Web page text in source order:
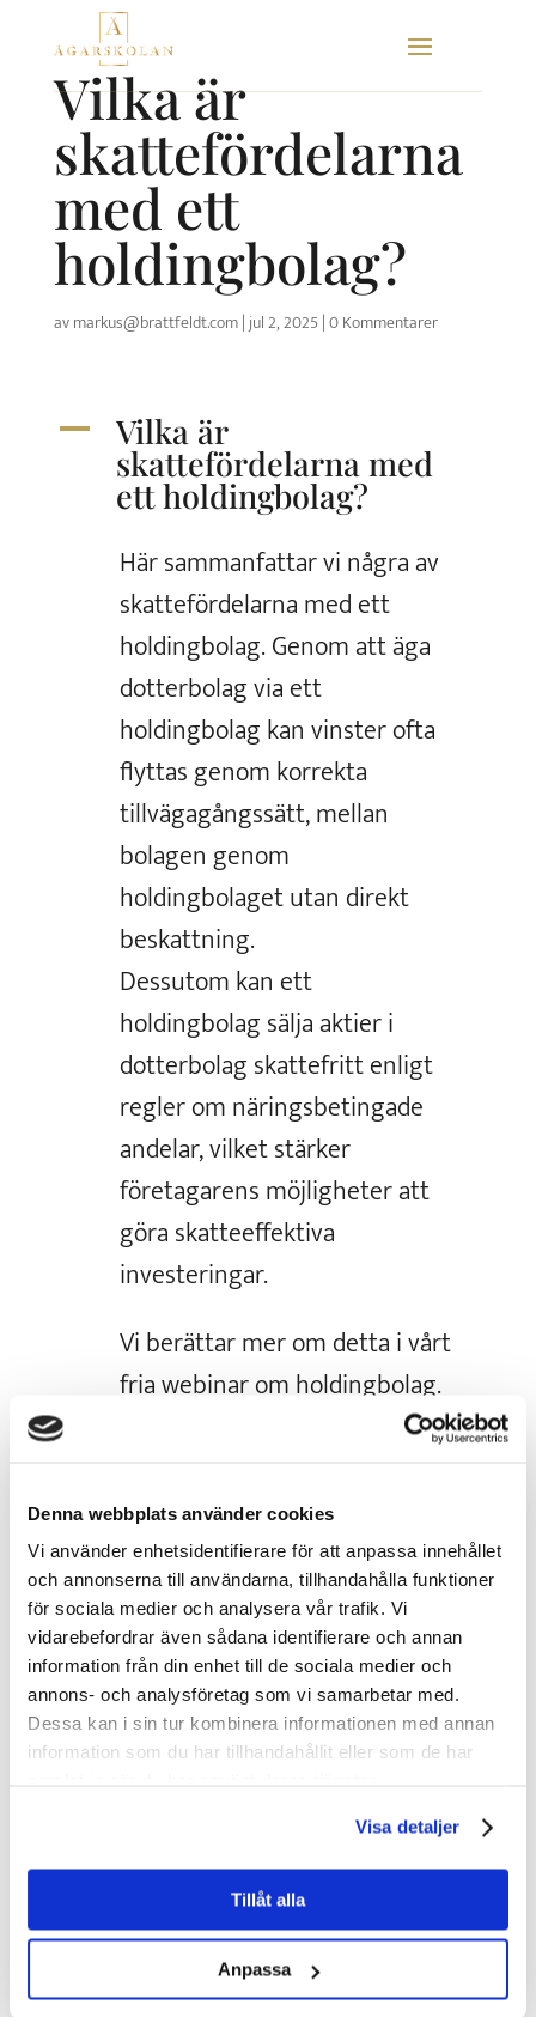
Denna webbplats använder cookies
Vi använder enhetsidentifierare för att anpassa innehållet
och annonserna till användarna, tillhandahålla funktioner
för sociala medier och analysera vår trafik. Vi
vidarebefordrar även sådana identifierare och annan
information från din enhet till de sociala medier och
annons- och analysföretag som vi samarbetar med.
Dessa kan i sin tur kombinera informationen med annan
information som du har tillhandahållit eller som de har
Visa detaljer
Tillåt alla
Anpassa
content
Vilka är
skattefördelarna
med ett
holdingbolag?
avmarkus@brattfeldt.com|jul 2, 2025 |0 Kommentarer
A Vilka är
skattefördelarna med
ett holdingbolag?
Här sammanfattar vi några av
skattefördelarna med ett
holdingbolag. Genom att äga
dotterbolag via ett
holdingbolag kan vinster ofta
flyttas genom korrekta
tillvägagångssätt, mellan
bolagen genom
holdingbolaget utan direkt
beskattning.
Dessutom kan ett
holdingbolag sälja aktier i
dotterbolag skattefritt enligt
regler om näringsbetingade
andelar, vilket stärker
företagarens möjligheter att
göra skatteeffektiva
investeringar.
Vi berättar mer om detta i vårt
fria webinar om holdingbolag.
Skicka kommentar
Din e-postadress kommer inte
publiceras.Obligatoriska fält är märkta
*